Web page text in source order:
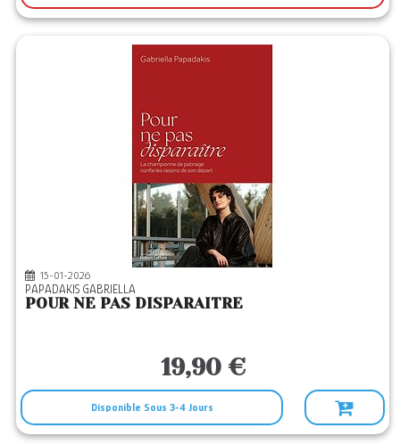
15-01-2026
PAPADAKIS GABRIELLA
POUR NE PAS DISPARAITRE
19,90 €
Disponible Sous 3-4 Jours